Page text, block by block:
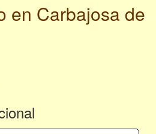
en Carbajosa de